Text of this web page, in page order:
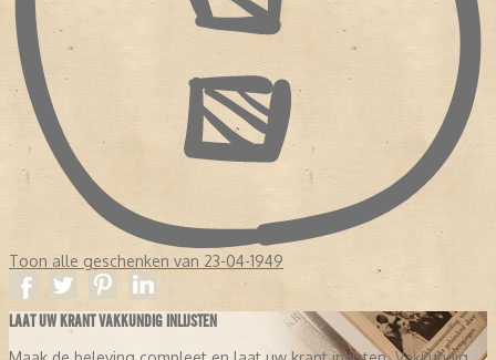
Toon alle geschenken van 23-04-1949
LAAT UW KRANT VAKKUNDIG INLIJSTEN